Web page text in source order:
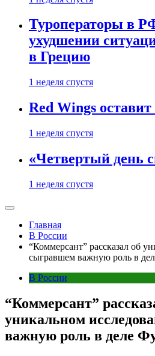
Туроператоры в
ухудшении
в Грецию
1 неделя спустя
Red Wings
1 неделя спустя
«Четвертый день
1 неделя спустя
Главная
В России
“Коммерсант” рассказал об
сыгравшем важную роль в
В России
“Коммерсант”
уникальном
важную роль в деле